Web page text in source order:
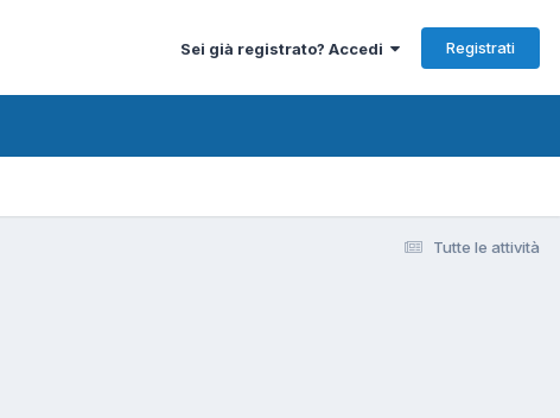
Sei già registrato? Accedi Registrati
Tutte le attività